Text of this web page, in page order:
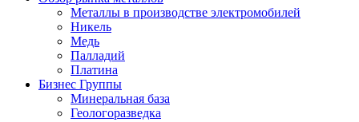
Металлы в производстве электромобилей
Никель
Медь
Палладий
Платина
Бизнес Группы
Минеральная база
Геологоразведка